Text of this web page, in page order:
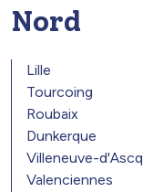
Nord
Lille
Tourcoing
Roubaix
Dunkerque
Villeneuve-d'Ascq
Valenciennes